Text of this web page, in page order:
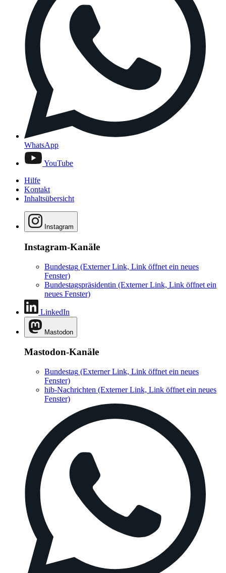
WhatsApp
YouTube
Hilfe
Kontakt
Inhaltsübersicht
Instagram
Instagram-Kanäle
Bundestag (Externer Link, Link öffnet ein neues
Fenster)
Bundestagspräsidentin (Externer Link, Link öffnet ein
neues Fenster)
LinkedIn
Mastodon
Mastodon-Kanäle
Bundestag (Externer Link, Link öffnet ein neues
Fenster)
hib-Nachrichten (Externer Link, Link öffnet ein neues
Fenster)